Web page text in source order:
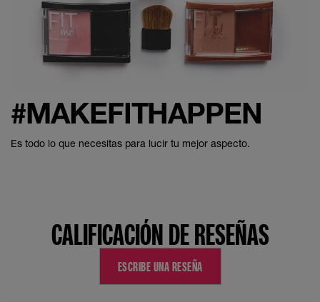
#MAKEFITHAPPEN
Es todo lo que necesitas para lucir tu mejor aspecto.
CALIFICACIÓN DE RESEÑAS
ESCRIBE UNA RESEÑA